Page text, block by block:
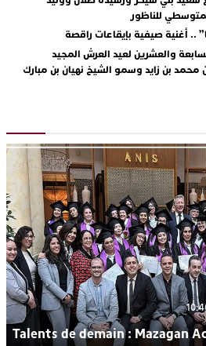
للناظور
أغنية صيفية بإيقاعات راقصة
والعشرين لعيد العرش المجيد
محمد بن زايد وسمو الشيخ نهيان بن مبارك
القاصر: كواليس مثيرة لعملية تحرير
يقود قاطرة التكوين بالجديدة ويستضيف
استثنائية
المائية.. اختتام فعاليات النسخة الثانية
بمركز الاصطياف ببوزنيقة
Talents de demain : Mazagan